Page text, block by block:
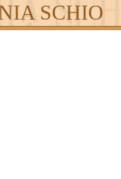
SCHIO